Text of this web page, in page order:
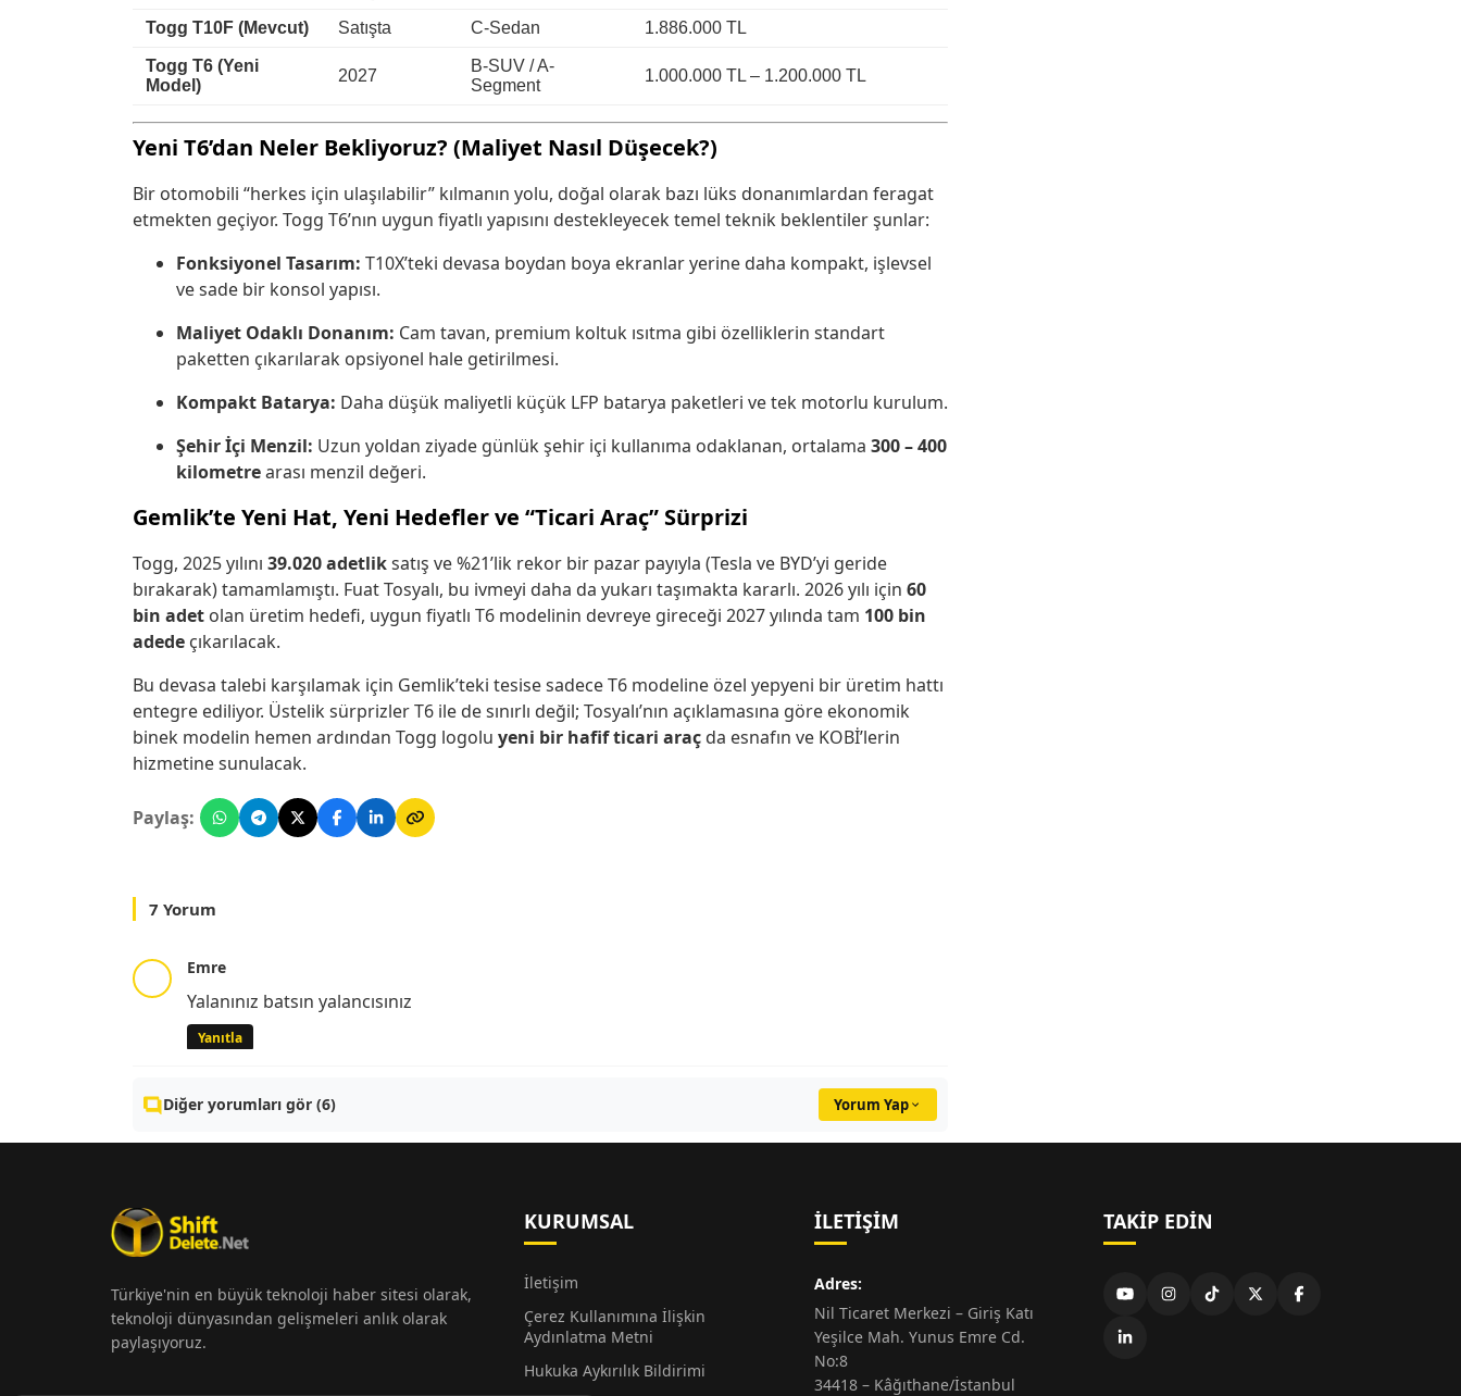
Togg T10F (Mevcut) Satışta C-Sedan 1.886.000 TL
Togg T6 (Yeni
Model)
2027
B-SUV / A-
Segment
1.000.000 TL – 1.200.000 TL
Yeni T6’dan Neler Bekliyoruz? (Maliyet Nasıl Düşecek?)
Bir otomobili “herkes için ulaşılabilir” kılmanın yolu, doğal olarak bazı lüks donanımlardan feragat
etmekten geçiyor. Togg T6’nın uygun fiyatlı yapısını destekleyecek temel teknik beklentiler şunlar:
Fonksiyonel Tasarım: T10X’teki devasa boydan boya ekranlar yerine daha kompakt, işlevsel
ve sade bir konsol yapısı.
Maliyet Odaklı Donanım: Cam tavan, premium koltuk ısıtma gibi özelliklerin standart
paketten çıkarılarak opsiyonel hale getirilmesi.
Kompakt Batarya: Daha düşük maliyetli küçük LFP batarya paketleri ve tek motorlu kurulum.
Şehir İçi Menzil: Uzun yoldan ziyade günlük şehir içi kullanıma odaklanan, ortalama 300 – 400
kilometrearası menzil değeri.
Gemlik’te Yeni Hat, Yeni Hedefler ve “Ticari Araç” Sürprizi
Togg, 2025 yılını 39.020 adetliksatış ve %21’lik rekor bir pazar payıyla (Tesla ve BYD’yi geride
bırakarak) tamamlamıştı. Fuat Tosyalı, bu ivmeyi daha da yukarı taşımakta kararlı. 2026 yılı için 60
bin adet olan üretim hedefi, uygun fiyatlı T6 modelinin devreye gireceği 2027 yılında tam 100 bin
adede çıkarılacak.
Bu devasa talebi karşılamak için Gemlik’teki tesise sadece T6 modeline özel yepyeni bir üretim hattı
entegre ediliyor. Üstelik sürprizler T6 ile de sınırlı değil; Tosyalı’nın açıklamasına göre ekonomik
binek modelin hemen ardından Togg logolu yeni bir hafif ticari araç da esnafın ve KOBİ’lerin
hizmetine sunulacak.
Paylaş:
7 Yorum
Emre
Yalanınız batsın yalancısınız
Yanıtla
Diğer yorumları gör (6) Yorum Yap
Türkiye'nin en büyük teknoloji haber sitesi olarak,
teknoloji dünyasından gelişmeleri anlık olarak
paylaşıyoruz.
KURUMSAL
İletişim
Çerez Kullanımına İlişkin
Aydınlatma Metni
Hukuka Aykırılık Bildirimi
İLETIŞIM
Adres:
Nil Ticaret Merkezi – Giriş Katı
Yeşilce Mah. Yunus Emre Cd.
No:8
34418 – Kâğıthane/İstanbul
TAKIP EDIN